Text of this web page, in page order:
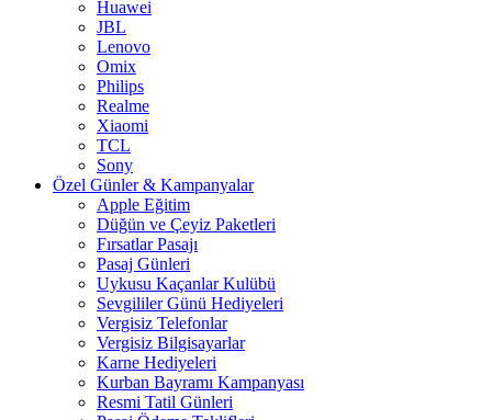
Huawei
JBL
Lenovo
Omix
Philips
Realme
Xiaomi
TCL
Sony
Özel Günler & Kampanyalar
Apple Eğitim
Düğün ve Çeyiz Paketleri
Fırsatlar Pasajı
Pasaj Günleri
Uykusu Kaçanlar Kulübü
Sevgililer Günü Hediyeleri
Vergisiz Telefonlar
Vergisiz Bilgisayarlar
Karne Hediyeleri
Kurban Bayramı Kampanyası
Resmi Tatil Günleri